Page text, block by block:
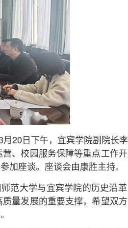
20日下午，宜宾学院副院长
、校园服务保障等重点工作
加座谈。座谈会由康胜主持。
范大学与宜宾学院的历史沿
量发展的重要支撑，希望双方